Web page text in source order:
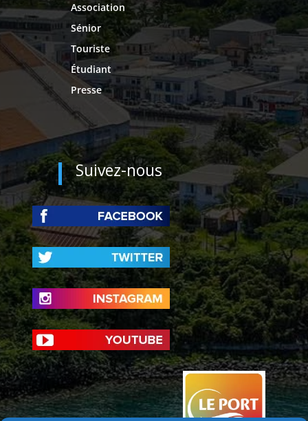
Association
Sénior
Touriste
Étudiant
Presse
Suivez-nous